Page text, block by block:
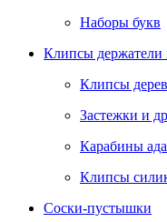
Наборы букв
Клипсы держатели
Клипсы
Застежки и
Карабины
Клипсы
Соски-пустышки